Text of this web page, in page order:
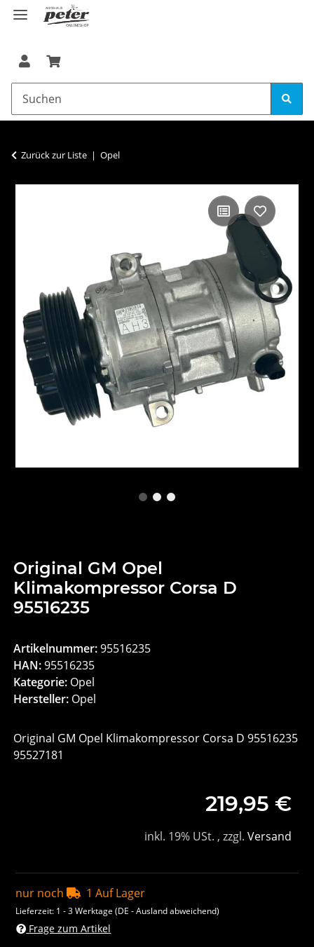
Zurück zur Liste Opel
Original GM Opel
Klimakompressor Corsa D
95516235
Artikelnummer:95516235
HAN:95516235
Kategorie: Opel
Hersteller: Opel
Original GM Opel Klimakompressor Corsa D 95516235
95527181
219,95 €
inkl. 19% USt. , zzgl. Versand
nur noch 1 Auf Lager
Lieferzeit: 1 - 3 Werktage(DE - Ausland abweichend)
Frage zum Artikel